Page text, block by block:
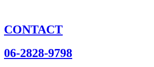
CONTACT
06-2828-9798